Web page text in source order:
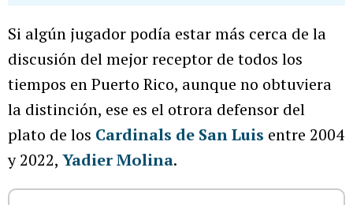
Si algún jugador podía estar más cerca de la
discusión del mejor receptor de todos los
tiempos en Puerto Rico, aunque no obtuviera
la distinción, ese es el otrora defensor del
plato de los Cardinals de San Luis entre 2004
y 2022, Yadier Molina.